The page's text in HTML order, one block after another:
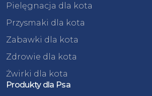
Pielęgnacja dla kota
Przysmaki dla kota
Zabawki dla kota
Zdrowie dla kota
Żwirki dla kota
Produkty dla Psa